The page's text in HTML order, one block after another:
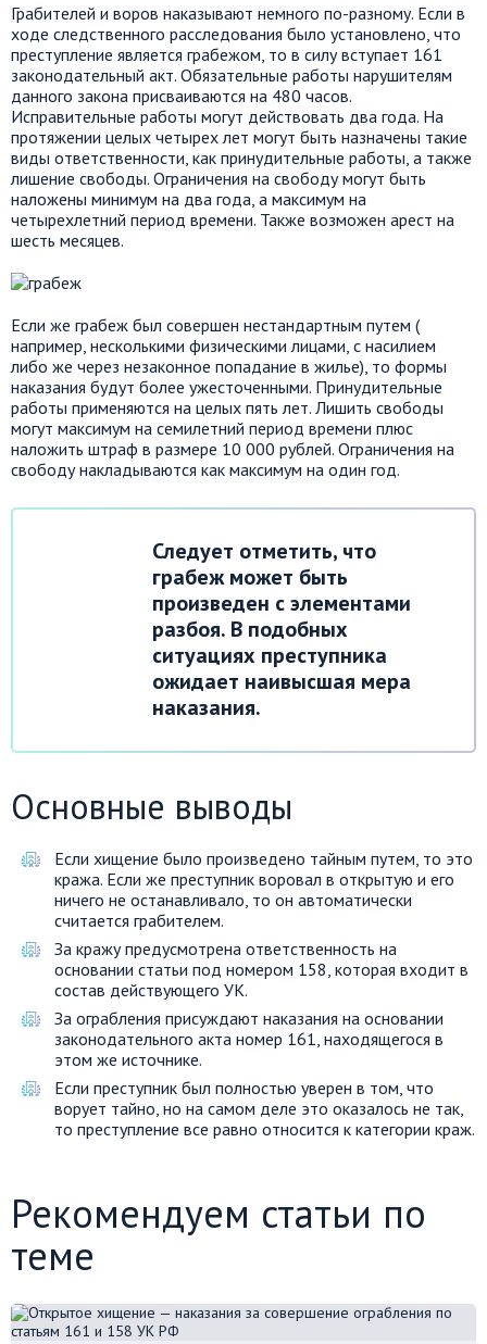
Грабителей и воров наказывают немного по-разному. Если в
ходе следственного расследования было установлено, что
преступление является грабежом, то в силу вступает 161
законодательный акт. Обязательные работы нарушителям
данного закона присваиваются на 480 часов.
Исправительные работы могут действовать два года. На
протяжении целых четырех лет могут быть назначены такие
виды ответственности, как принудительные работы, а также
лишение свободы. Ограничения на свободу могут быть
наложены минимум на два года, а максимум на
четырехлетний период времени. Также возможен арест на
шесть месяцев.
Если же грабеж был совершен нестандартным путем (
например, несколькими физическими лицами, с насилием
либо же через незаконное попадание в жилье), то формы
наказания будут более ужесточенными. Принудительные
работы применяются на целых пять лет. Лишить свободы
могут максимум на семилетний период времени плюс
наложить штраф в размере 10 000 рублей. Ограничения на
свободу накладываются как максимум на один год.
Следует отметить, что
грабеж может быть
произведен с элементами
разбоя. В подобных
ситуациях преступника
ожидает наивысшая мера
наказания.
Основные выводы
Если хищение было произведено тайным путем, то это
кража. Если же преступник воровал в открытую и его
ничего не останавливало, то он автоматически
считается грабителем.
За кражу предусмотрена ответственность на
основании статьи под номером 158, которая входит в
состав действующего УК.
За ограбления присуждают наказания на основании
законодательного акта номер 161, находящегося в
этом же источнике.
Если преступник был полностью уверен в том, что
ворует тайно, но на самом деле это оказалось не так,
то преступление все равно относится к категории краж.
Рекомендуем статьи по
теме